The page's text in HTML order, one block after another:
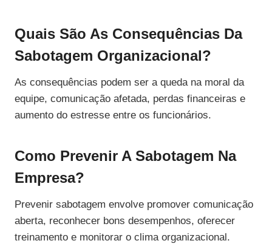
Quais São As Consequências Da
Sabotagem Organizacional?
As consequências podem ser a queda na moral da
equipe, comunicação afetada, perdas financeiras e
aumento do estresse entre os funcionários.
Como Prevenir A Sabotagem Na
Empresa?
Prevenir sabotagem envolve promover comunicação
aberta, reconhecer bons desempenhos, oferecer
treinamento e monitorar o clima organizacional.